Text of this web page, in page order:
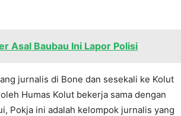
Asal Baubau Ini Lapor Polisi
jurnalis di Bone dan sesekali ke Kolut
Humas Kolut bekerja sama dengan
Pokja ini adalah kelompok jurnalis yang